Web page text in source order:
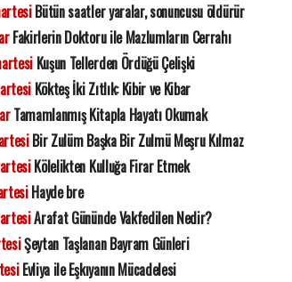
Bütün saatler yaralar, sonuncusu öldürür
Fakirlerin Doktoru ile Mazlumların Cerrahı
Kuşun Tellerden Ördüğü Çelişki
Kökteş İki Zıtlık: Kibir ve Kibar
Tamamlanmış Kitapla Hayatı Okumak
Bir Zulüm Başka Bir Zulmü Meşru Kılmaz
Kölelikten Kulluğa Firar Etmek
Hayde bre
Arafat Gününde Vakfedilen Nedir?
Şeytan Taşlanan Bayram Günleri
Evliya ile Eşkıyanın Mücadelesi